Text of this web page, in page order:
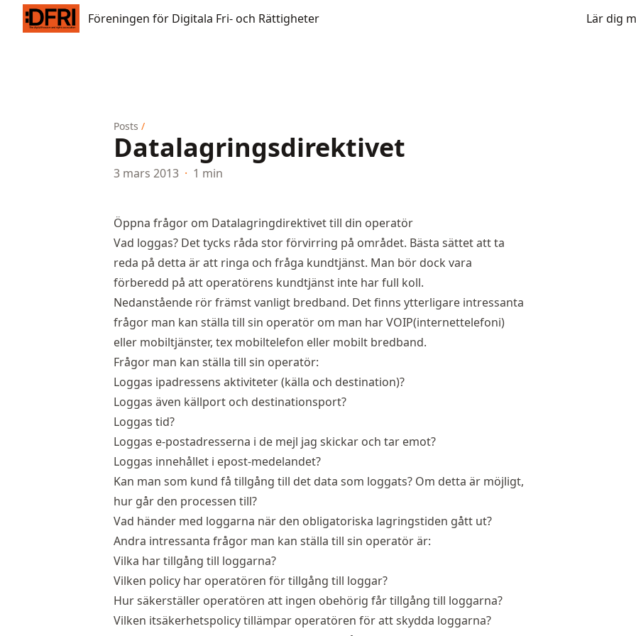
Föreningen för Digitala Fri- och Rättigheter
Föreningen för Digitala Fri- och Rättigheter Lär dig
Posts /
Datalagringsdirektivet
3 mars 2013 · 1 min
Öppna frågor om Datalagringdirektivet till din operatör
Vad loggas? Det tycks råda stor förvirring på området. Bästa sättet att ta
reda på detta är att ringa och fråga kundtjänst. Man bör dock vara
förberedd på att operatörens kundtjänst inte har full koll.
Nedanstående rör främst vanligt bredband. Det finns ytterligare intressanta
frågor man kan ställa till sin operatör om man har VOIP(internettelefoni)
eller mobiltjänster, tex mobiltelefon eller mobilt bredband.
Frågor man kan ställa till sin operatör:
Loggas ipadressens aktiviteter (källa och destination)?
Loggas även källport och destinationsport?
Loggas tid?
Loggas e-postadresserna i de mejl jag skickar och tar emot?
Loggas innehållet i epost-medelandet?
Kan man som kund få tillgång till det data som loggats? Om detta är möjligt,
hur går den processen till?
Vad händer med loggarna när den obligatoriska lagringstiden gått ut?
Andra intressanta frågor man kan ställa till sin operatör är:
Vilka har tillgång till loggarna?
Vilken policy har operatören för tillgång till loggar?
Hur säkerställer operatören att ingen obehörig får tillgång till loggarna?
Vilken itsäkerhetspolicy tillämpar operatören för att skydda loggarna?